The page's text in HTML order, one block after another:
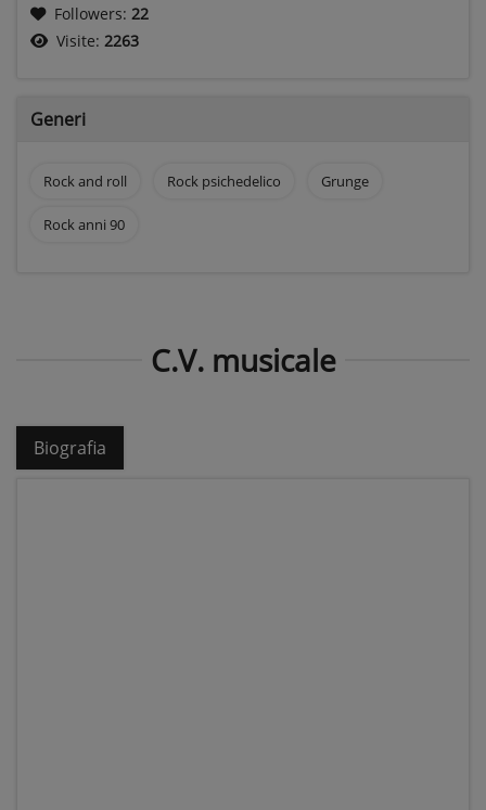
Followers: 22
Visite: 2263
Generi
Rock and roll Rock psichedelico Grunge
Rock anni 90
C.V. musicale
Biografia